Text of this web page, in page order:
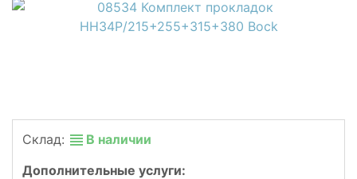
Склад:
В наличии
Дополнительные услуги: